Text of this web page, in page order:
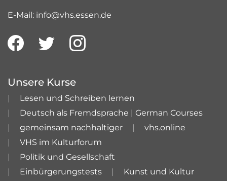
E-Mail: info@vhs.essen.de
Unsere Kurse
Lesen und Schreiben lernen
Deutsch als Fremdsprache | German Courses
gemeinsam nachhaltiger
vhs.online
VHS im Kulturforum
Politik und Gesellschaft
Einbürgerungstests
Kunst und Kultur